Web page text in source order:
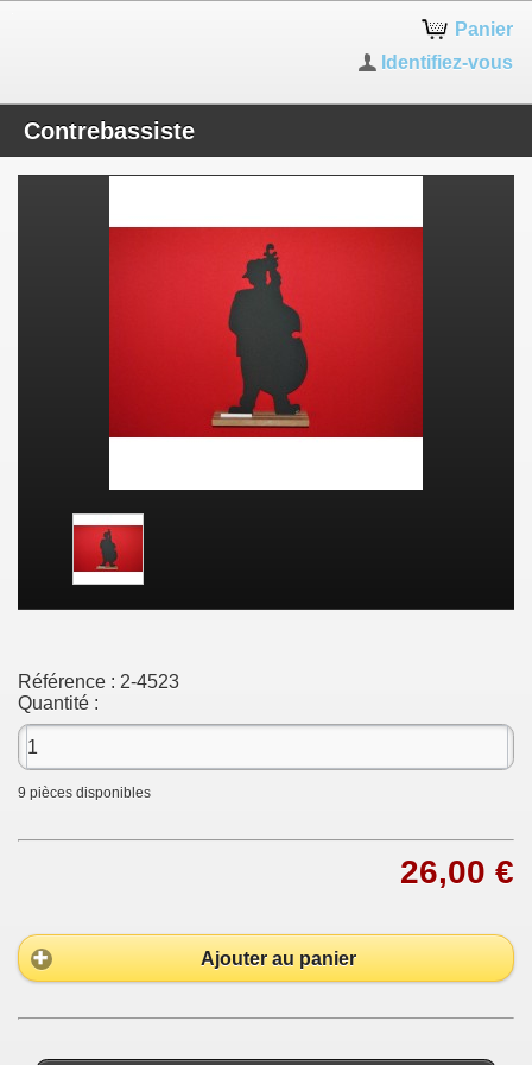
Panier
Identifiez-vous
Contrebassiste
Référence : 2-4523
Quantité :
9 pièces disponibles
26,00 €
Ajouter au panier